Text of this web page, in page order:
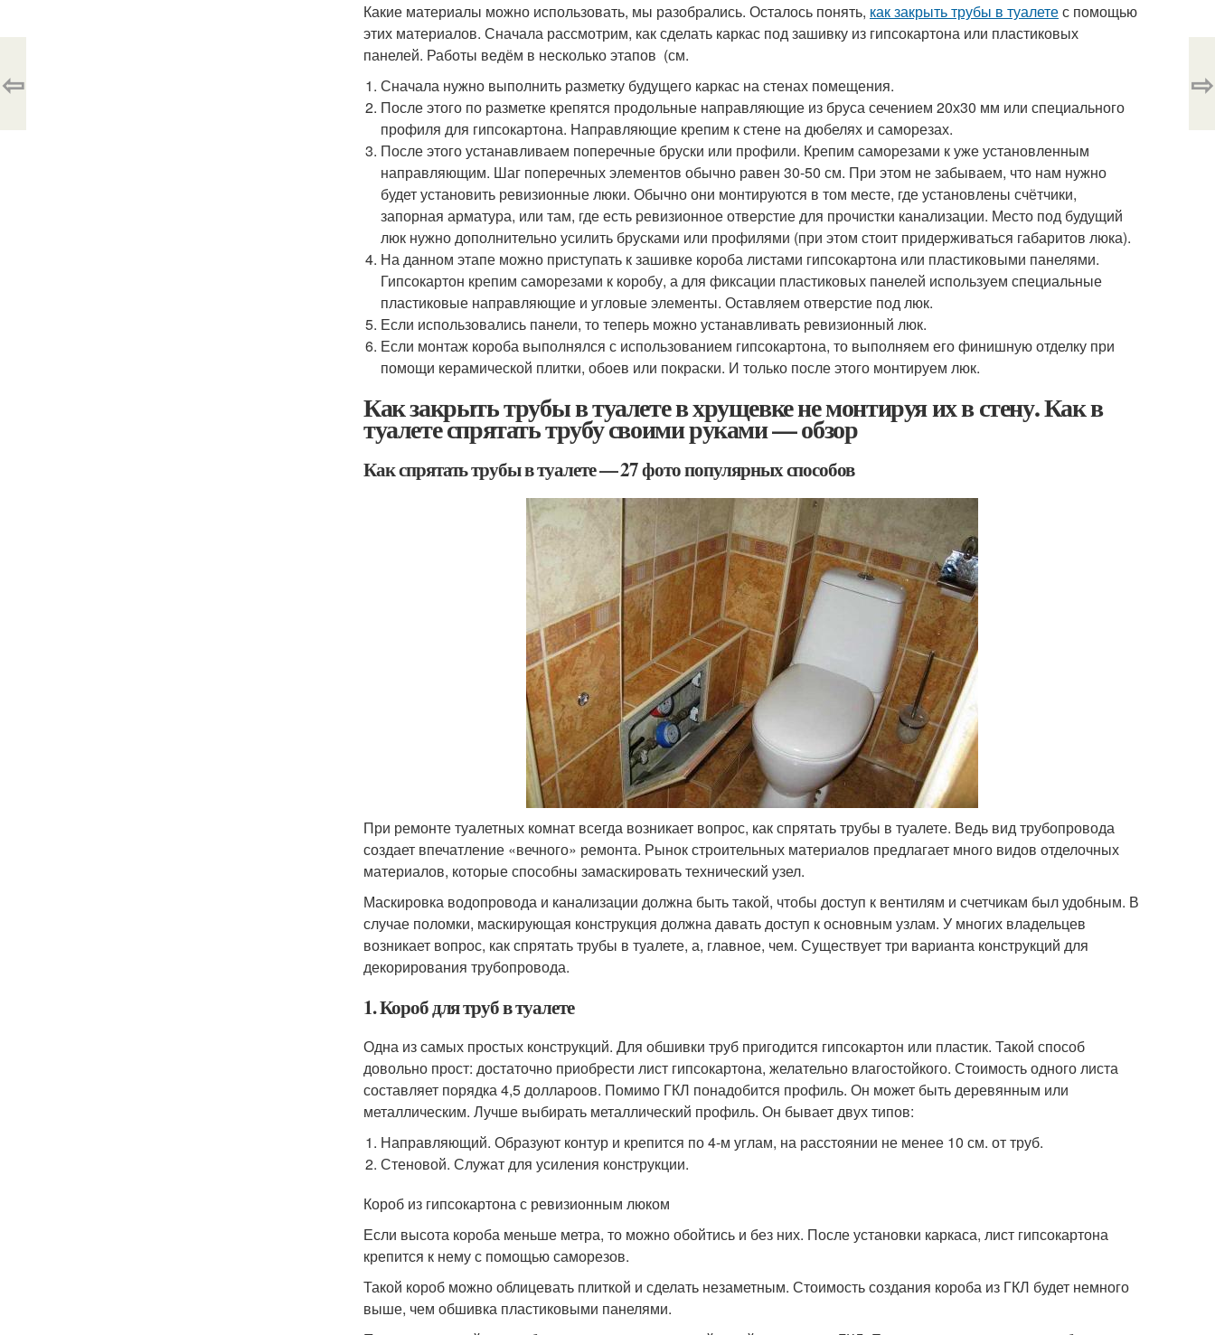
Какие материалы можно использовать, мы разобрались. Осталось понять, как закрыть трубы в туалетес помощью
этих материалов. Сначала рассмотрим, как сделать каркас под зашивку из гипсокартона или пластиковых
панелей. Работы ведём в несколько этапов (см.
Сначала нужно выполнить разметку будущего каркас на стенах помещения.
После этого по разметке крепятся продольные направляющие из бруса сечением 20х30 мм или специального
профиля для гипсокартона. Направляющие крепим к стене на дюбелях и саморезах.
После этого устанавливаем поперечные бруски или профили. Крепим саморезами к уже установленным
направляющим. Шаг поперечных элементов обычно равен 30-50 см. При этом не забываем, что нам нужно
будет установить ревизионные люки. Обычно они монтируются в том месте, где установлены счётчики,
запорная арматура, или там, где есть ревизионное отверстие для прочистки канализации. Место под будущий
люк нужно дополнительно усилить брусками или профилями (при этом стоит придерживаться габаритов люка).
На данном этапе можно приступать к зашивке короба листами гипсокартона или пластиковыми панелями.
Гипсокартон крепим саморезами к коробу, а для фиксации пластиковых панелей используем специальные
пластиковые направляющие и угловые элементы. Оставляем отверстие под люк.
Если использовались панели, то теперь можно устанавливать ревизионный люк.
Если монтаж короба выполнялся с использованием гипсокартона, то выполняем его финишную отделку при
помощи керамической плитки, обоев или покраски. И только после этого монтируем люк.
Как закрыть трубы в туалете в хрущевке не монтируя их в стену. Как в
туалете спрятать трубу своими руками — обзор
Как спрятать трубы в туалете — 27 фото популярных способов
При ремонте туалетных комнат всегда возникает вопрос, как спрятать трубы в туалете. Ведь вид трубопровода
создает впечатление «вечного» ремонта. Рынок строительных материалов предлагает много видов отделочных
материалов, которые способны замаскировать технический узел.
Маскировка водопровода и канализации должна быть такой, чтобы доступ к вентилям и счетчикам был удобным. В
случае поломки, маскирующая конструкция должна давать доступ к основным узлам. У многих владельцев
возникает вопрос, как спрятать трубы в туалете, а, главное, чем. Существует три варианта конструкций для
декорирования трубопровода.
1. Короб для труб в туалете
Одна из самых простых конструкций. Для обшивки труб пригодится гипсокартон или пластик. Такой способ
довольно прост: достаточно приобрести лист гипсокартона, желательно влагостойкого. Стоимость одного листа
составляет порядка 4,5 доллароов. Помимо ГКЛ понадобится профиль. Он может быть деревянным или
металлическим. Лучше выбирать металлический профиль. Он бывает двух типов:
Направляющий. Образуют контур и крепится по 4-м углам, на расстоянии не менее 10 см. от труб.
Стеновой. Служат для усиления конструкции.
Короб из гипсокартона с ревизионным люком
Если высота короба меньше метра, то можно обойтись и без них. После установки каркаса, лист гипсокартона
крепится к нему с помощью саморезов.
Такой короб можно облицевать плиткой и сделать незаметным. Стоимость создания короба из ГКЛ будет немного
выше, чем обшивка пластиковыми панелями.
⇦ ⇨